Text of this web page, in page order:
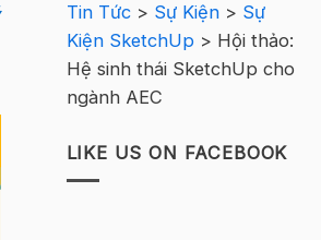
Tin Tức> Sự Kiện> Sự
Kiện SketchUp> Hội thảo:
Hệ sinh thái SketchUp cho
ngành AEC
LIKE US ON FACEBOOK